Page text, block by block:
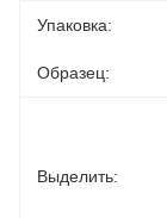
Упаковка:
Образец:
Выделить: